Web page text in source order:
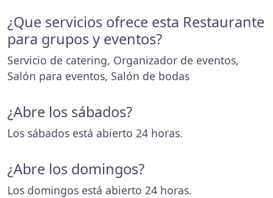
¿Que servicios ofrece esta Restaurante
para grupos y eventos?
Servicio de catering, Organizador de eventos,
Salón para eventos, Salón de bodas
¿Abre los sábados?
Los sábados está abierto 24 horas.
¿Abre los domingos?
Los domingos está abierto 24 horas.